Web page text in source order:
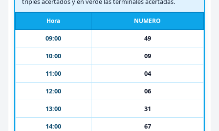
Hora NUMERO
09:00
49
10:00
09
11:00
04
12:00
06
13:00
31
14:00
67